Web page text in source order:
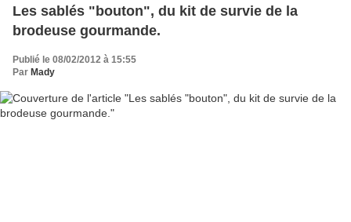
Les sablés "bouton", du kit de survie de la
brodeuse gourmande.
Publié le 08/02/2012 à 15:55
Par Mady